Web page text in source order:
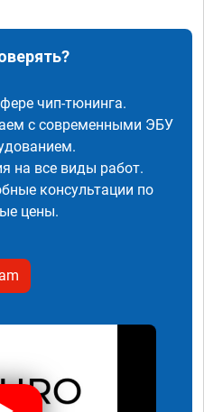
чип-тюнинга.
с современными ЭБУ
на все виды работ.
консультации по
цены.